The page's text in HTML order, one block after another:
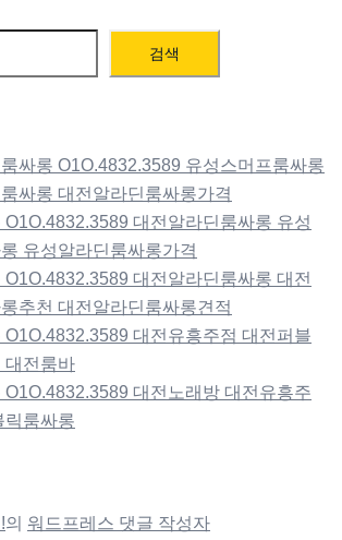
검색
싸롱 O1O.4832.3589 유성스머프룸싸롱
싸롱 대전알라딘룸싸롱가격
대전알라딘룸싸롱 유성
유성알라딘룸싸롱가격
대전알라딘룸싸롱 대전
추천 대전알라딘룸싸롱견적
O1O.4832.3589 대전유흥주점 대전퍼블
대전룸바
O1O.4832.3589 대전노래방 대전유흥주
릭룸싸롱
의 워드프레스 댓글 작성자